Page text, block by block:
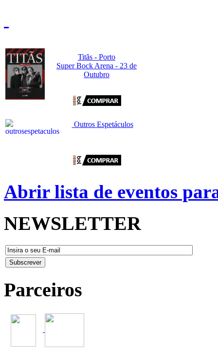
Titãs - Porto
Super Bock Arena - 23 de
Outubro
Outros Espetáculos
Abrir lista de eventos
NEWSLETTER
Parceiros